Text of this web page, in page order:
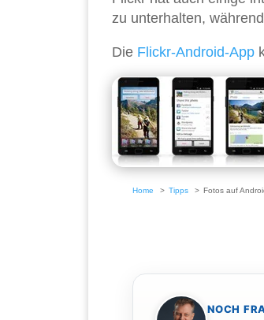
zu unterhalten,
Die Flickr-Android-App
Home Tipps Fotos auf
NOCH